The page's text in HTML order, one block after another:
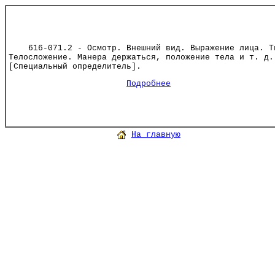
616-071.2 - Осмотр. Внешний вид. Выражение лица.
Телосложение. Манера держаться, положение тела и т. д.
[Специальный определитель].
Подробнее
На главную